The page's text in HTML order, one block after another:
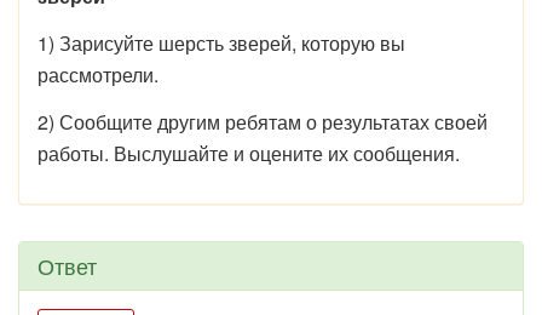
1) Зарисуйте шерсть зверей, которую вы
рассмотрели.
2) Сообщите другим ребятам о результатах своей
работы. Выслушайте и оцените их сообщения.
Ответ